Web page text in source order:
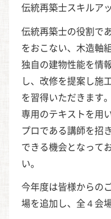
伝統再築士スキルア
伝統再築士の役割で
をおこない、木造軸
独自の建物性能を情
し、改修を提案し施
を習得いただきます。
専用のテキストを用
プロである講師を招
できる機会となって
い。
今年度は皆様からの
場を追加し、全４会